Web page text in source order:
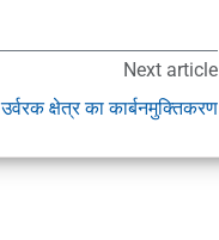
Next article
क्षेत्र का कार्बनमुक्तिकरण